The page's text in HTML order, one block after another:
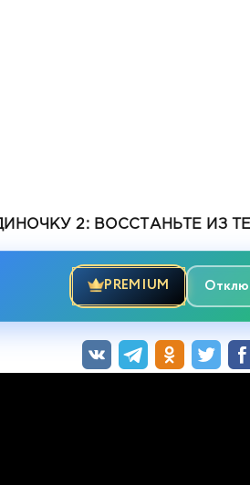
2: ВОССТАНЬТЕ ИЗ
PREMIUM